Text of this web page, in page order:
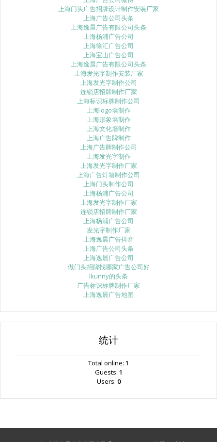
上海门头广告招牌设计制作安装厂家
上海广告公司头条
上海逸晨广告有限公司头条
上海杨浦广告公司
上海徐汇广告公司
上海宝山广告公司
上海逸晨广告有限公司头条
上海发光字制作安装厂家
上海发光字制作公司
连锁店招牌制作厂家
上海标识标牌制作公司
上海logo墙制作
上海形象墙制作
上海文化墙制作
上海广告牌制作
上海广告牌制作公司
上海发光字制作
上海发光字制作厂家
上海广告灯箱制作公司
上海门头制作公司
上海杨浦广告公司
上海发光字制作厂家
连锁店招牌制作厂家
上海杨浦广告公司
发光字制作厂家
上海逸晨广告抖音
上海广告公司头条
上海逸晨广告公司
做门头招牌找哪家广告公司好
lkunny的头条
广告标识标牌制作厂家
上海逸晨广告地图
统计
Total online: 1
Guests: 1
Users: 0